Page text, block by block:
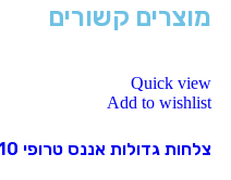
מוצרים קשורים
Quick view
Add to wishlist
צלחות גדולות אננס טרופי 10 יח’